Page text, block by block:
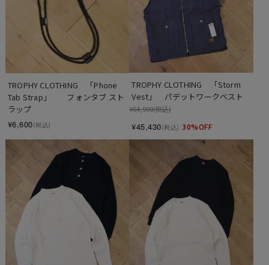
TROPHY CLOTHING　「Phone
Tab Strap」　　フォンタブ スト
ラップ
¥6,600(税込)
TROPHY CLOTHING　「Storm
Vest」　パデットワークベスト
¥64,900(税込)
¥45,430(税込) 30%OFF